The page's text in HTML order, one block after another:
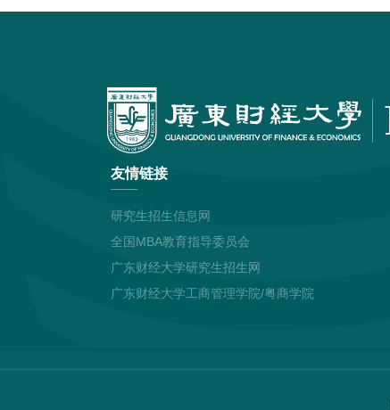
友情链接
研究生招生信息网
全国MBA教育指导委员会
广东财经大学研究生招生网
广东财经大学工商管理学院/粤商学院